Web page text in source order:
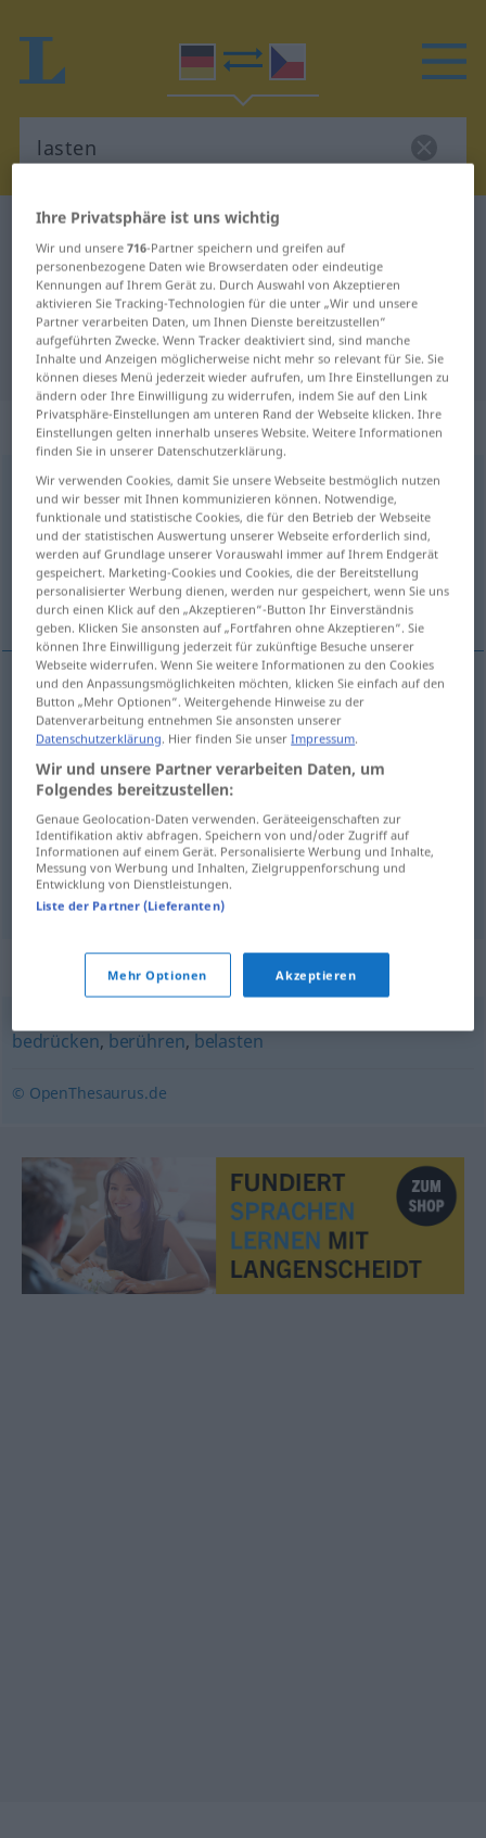
Deutsch-Tschechisch Wörterbuch
Deutsch-Tschechisch Übersetzung
für "lasten"
"lasten" Tschechisch Übersetzung
„lasten“
lasten
Übersicht aller Übersetzungen
(Für mehr Details die Übersetzung anklicken/antippen)
zatĕžovat ležet na čí bedrech
Beispiele
lasten auf DAT
zatĕžovat <-tížit> AKK
auf jemandes Schultern lastenFIG
ležetna číbedrech
Synonyme für "lasten"
bedrücken, berühren, belasten
© OpenThesaurus.de
Ihre Privatsphäre ist uns wichtig
Wir und unsere716-Partner speichern und greifen auf
personenbezogene Daten wie Browserdaten oder eindeutige
Kennungen auf Ihrem Gerät zu. Durch Auswahl von Akzeptieren
aktivieren Sie Tracking-Technologien für die unter „Wir und unsere
Partner verarbeiten Daten, um Ihnen Dienste bereitzustellen“
aufgeführten Zwecke. Wenn Tracker deaktiviert sind, sind manche
Inhalte und Anzeigen möglicherweise nicht mehr so relevant für Sie. Sie
können dieses Menü jederzeit wieder aufrufen, um Ihre Einstellungen zu
ändern oder Ihre Einwilligung zu widerrufen, indem Sie auf den Link
Privatsphäre-Einstellungen am unteren Rand der Webseite klicken. Ihre
Einstellungen gelten innerhalb unseres Website. Weitere Informationen
finden Sie in unserer Datenschutzerklärung.
Wir verwenden Cookies, damit Sie unsere Webseite bestmöglich nutzen
und wir besser mit Ihnen kommunizieren können. Notwendige,
funktionale und statistische Cookies, die für den Betrieb der Webseite
und der statistischen Auswertung unserer Webseite erforderlich sind,
werden auf Grundlage unserer Vorauswahl immer auf Ihrem Endgerät
gespeichert. Marketing-Cookies und Cookies, die der Bereitstellung
personalisierter Werbung dienen, werden nur gespeichert, wenn Sie uns
durch einen Klick auf den „Akzeptieren“-Button Ihr Einverständnis
geben. Klicken Sie ansonsten auf „Fortfahren ohne Akzeptieren“. Sie
können Ihre Einwilligung jederzeit für zukünftige Besuche unserer
Webseite widerrufen. Wenn Sie weitere Informationen zu den Cookies
und den Anpassungsmöglichkeiten möchten, klicken Sie einfach auf den
Button „Mehr Optionen“. Weitergehende Hinweise zu der
Datenverarbeitung entnehmen Sie ansonsten unserer
Datenschutzerklärung. Hier finden Sie unserImpressum.
Wir und unsere Partner verarbeiten Daten, um
Folgendes bereitzustellen:
Genaue Geolocation-Daten verwenden. Geräteeigenschaften zur
Identifikation aktiv abfragen. Speichern von und/oder Zugriff auf
Informationen auf einem Gerät. Personalisierte Werbung und Inhalte,
Messung von Werbung und Inhalten, Zielgruppenforschung und
Entwicklung von Dienstleistungen.
Liste der Partner (Lieferanten)
Mehr Optionen Akzeptieren